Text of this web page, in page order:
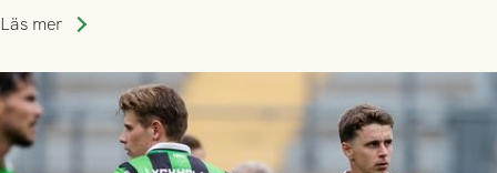
som står på reservlista eller fått förhinder.
Läs mer